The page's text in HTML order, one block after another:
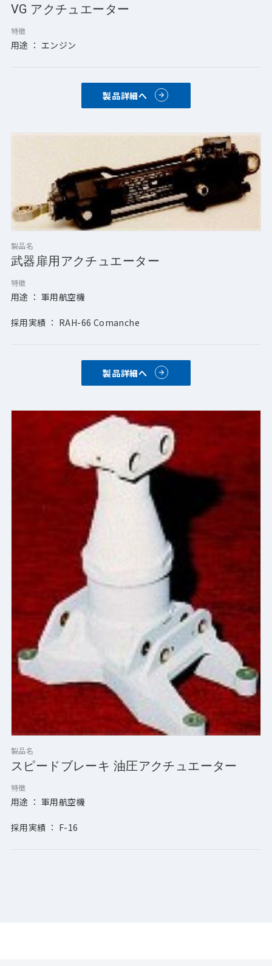
VG アクチュエーター
特徴
用途 ： エンジン
製品名
武器扉用アクチュエーター
特徴
用途 ： 軍用航空機
採用実績 ： RAH-66 Comanche
製品詳細へ
製品名
スピードブレーキ 油圧アクチュエーター
特徴
用途 ： 軍用航空機
採用実績 ： F-16
製品詳細へ